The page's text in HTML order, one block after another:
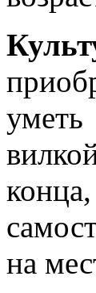
на